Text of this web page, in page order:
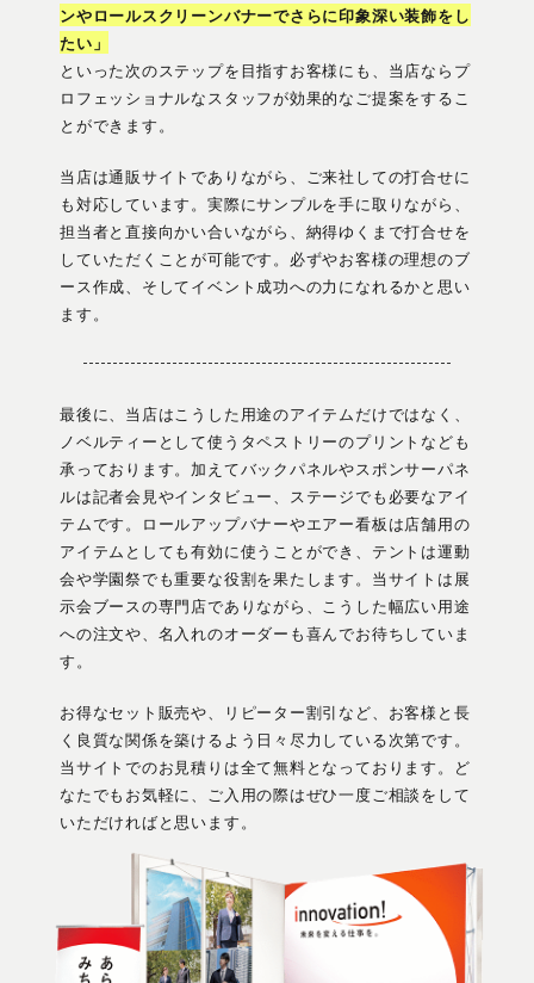
ンやロールスクリーンバナーでさらに印象深い装飾をし
たい」
といった次のステップを目指すお客様にも、当店ならプ
ロフェッショナルなスタッフが効果的なご提案をするこ
とができます。
当店は通販サイトでありながら、ご来社しての打合せに
も対応しています。実際にサンプルを手に取りながら、
担当者と直接向かい合いながら、納得ゆくまで打合せを
していただくことが可能です。必ずやお客様の理想のブ
ース作成、そしてイベント成功への力になれるかと思い
ます。
最後に、当店はこうした用途のアイテムだけではなく、
ノベルティーとして使うタペストリーのプリントなども
承っております。加えてバックパネルやスポンサーパネ
ルは記者会見やインタビュー、ステージでも必要なアイ
テムです。ロールアップバナーやエアー看板は店舗用の
アイテムとしても有効に使うことができ、テントは運動
会や学園祭でも重要な役割を果たします。当サイトは展
示会ブースの専門店でありながら、こうした幅広い用途
への注文や、名入れのオーダーも喜んでお待ちしていま
す。
お得なセット販売や、リピーター割引など、お客様と長
く良質な関係を築けるよう日々尽力している次第です。
当サイトでのお見積りは全て無料となっております。ど
なたでもお気軽に、ご入用の際はぜひ一度ご相談をして
いただければと思います。